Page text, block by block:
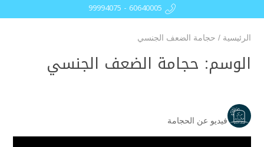
99994075 - 60640005
الرئيسية / حجامة الضعف الجنسي
الوسم: حجامة الضعف الجنسي
فيديو عن الحجامة